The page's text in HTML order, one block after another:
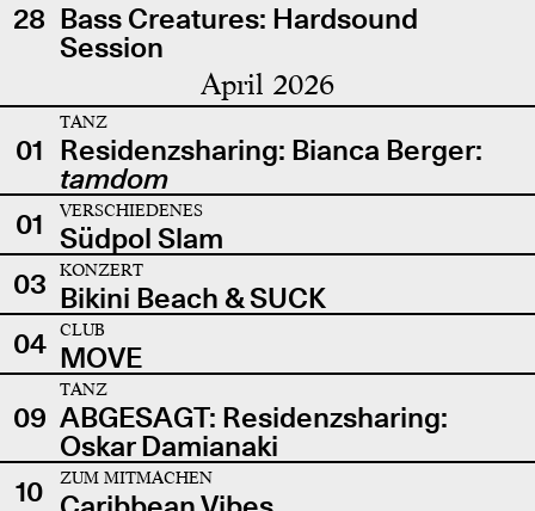
28 Bass Creatures: Hardsound
Session
April 2026
01
TANZ
Residenzsharing: Bianca Berger:
tamdom
01
VERSCHIEDENES
Südpol Slam
03
KONZERT
Bikini Beach & SUCK
04
CLUB
MOVE
09
TANZ
ABGESAGT: Residenzsharing:
Oskar Damianaki
10
ZUM MITMACHEN